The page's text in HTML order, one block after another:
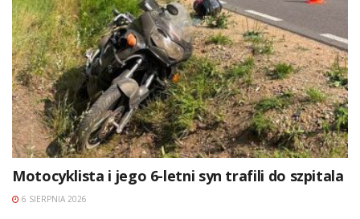
Motocyklista i jego 6-letni syn trafili do szpitala
6 SIERPNIA 2026